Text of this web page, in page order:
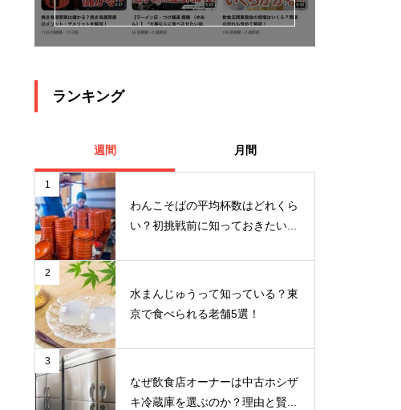
ランキング
週間 月間
1
わんこそばの平均杯数はどれくら
い？初挑戦前に知っておきたい...
2
水まんじゅうって知っている？東
京で食べられる老舗5選！
3
なぜ飲食店オーナーは中古ホシザ
キ冷蔵庫を選ぶのか？理由と賢...